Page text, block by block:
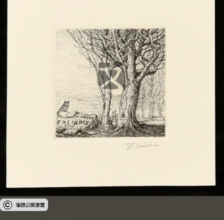
受著作權法保護-僅限於本平台有限度公開瀏覽